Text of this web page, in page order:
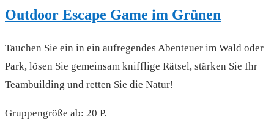
Outdoor Escape Game im Grünen
Tauchen Sie ein in ein aufregendes Abenteuer im Wald oder
Park, lösen Sie gemeinsam knifflige Rätsel, stärken Sie Ihr
Teambuilding und retten Sie die Natur!
Gruppengröße ab: 20 P.